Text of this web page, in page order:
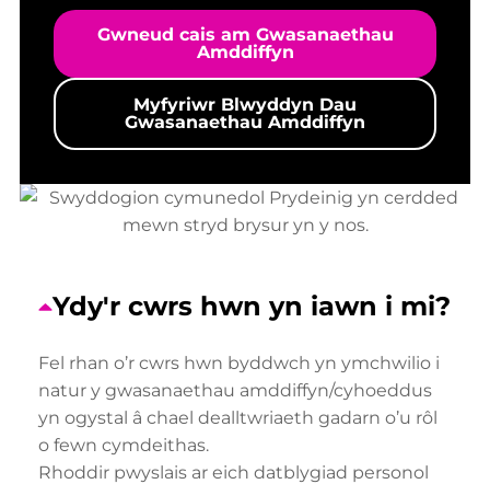
Gwneud cais am Gwasanaethau
Amddiffyn
Myfyriwr Blwyddyn Dau
Gwasanaethau Amddiffyn
Ydy'r cwrs hwn yn iawn i mi?
Fel rhan o’r cwrs hwn byddwch yn ymchwilio i
natur y gwasanaethau amddiffyn/cyhoeddus
yn ogystal â chael dealltwriaeth gadarn o’u rôl
o fewn cymdeithas.
Rhoddir pwyslais ar eich datblygiad personol